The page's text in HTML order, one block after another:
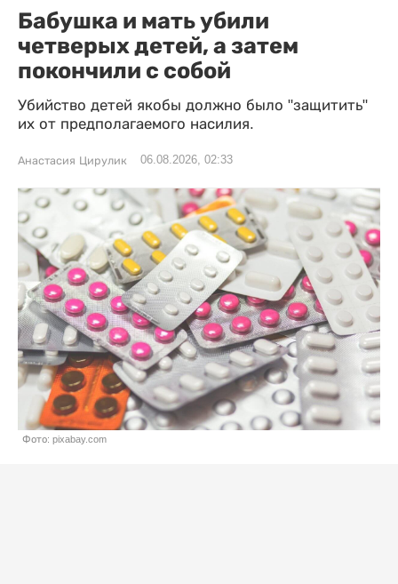
Бабушка и мать убили
четверых детей, а затем
покончили с собой
Убийство детей якобы должно было "защитить"
их от предполагаемого насилия.
Анастасия Цирулик 06.08.2026, 02:33
Фото: pixabay.com